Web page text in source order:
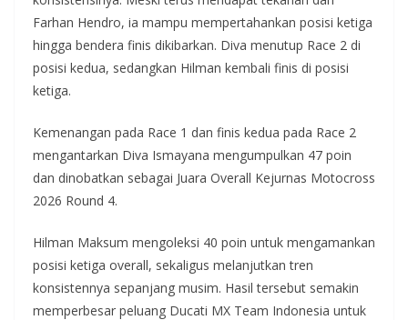
Farhan Hendro, ia mampu mempertahankan posisi ketiga
hingga bendera finis dikibarkan. Diva menutup Race 2 di
posisi kedua, sedangkan Hilman kembali finis di posisi
ketiga.
Kemenangan pada Race 1 dan finis kedua pada Race 2
mengantarkan Diva Ismayana mengumpulkan 47 poin
dan dinobatkan sebagai Juara Overall Kejurnas Motocross
2026 Round 4.
Hilman Maksum mengoleksi 40 poin untuk mengamankan
posisi ketiga overall, sekaligus melanjutkan tren
konsistennya sepanjang musim. Hasil tersebut semakin
memperbesar peluang Ducati MX Team Indonesia untuk